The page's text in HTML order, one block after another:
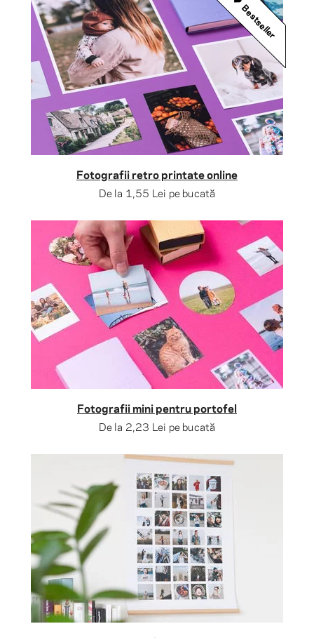
Fotografii retro printate online
De la 1,55 Lei pe bucată
Bestseller
Fotografii mini pentru portofel
De la 2,23 Lei pe bucată